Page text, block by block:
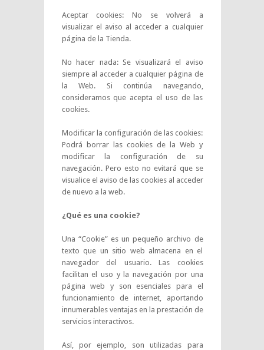
Aceptar cookies: No se volverá a
visualizar el aviso al acceder a cualquier
página de la Tienda.
No hacer nada: Se visualizará el aviso
siempre al acceder a cualquier página de
la Web. Si continúa navegando,
consideramos que acepta el uso de las
cookies.
Modificar la configuración de las cookies:
Podrá borrar las cookies de la Web y
modificar la configuración de su
navegación. Pero esto no evitará que se
visualice el aviso de las cookies al acceder
de nuevo a la web.
¿Qué es una cookie?
Una “Cookie” es un pequeño archivo de
texto que un sitio web almacena en el
navegador del usuario. Las cookies
facilitan el uso y la navegación por una
página web y son esenciales para el
funcionamiento de internet, aportando
innumerables ventajas en la prestación de
servicios interactivos.
Así, por ejemplo, son utilizadas para